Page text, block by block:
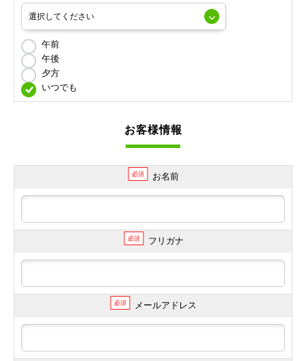
午前
午後
夕方
いつでも
お客様情報
必須 お名前
必須 フリガナ
必須 メールアドレス